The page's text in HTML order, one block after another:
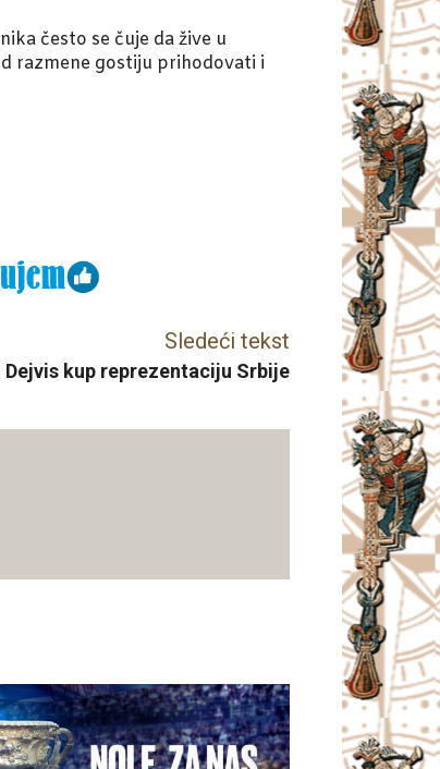
često se čuje da žive u
razmene gostiju prihodovati i
Sledeći tekst
kup reprezentaciju Srbije